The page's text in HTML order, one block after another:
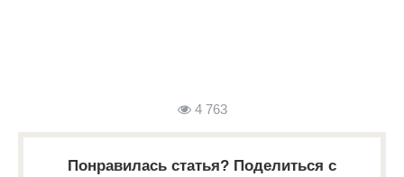
4 763
Понравилась статья? Поделиться с